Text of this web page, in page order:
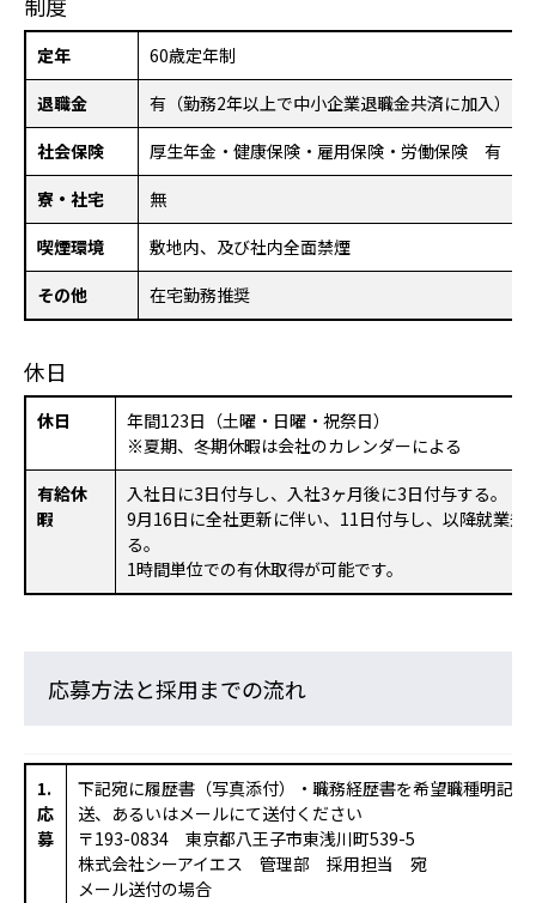
定年
60歳定年制
退職金
有（勤務2年以上で中小企業退職金共済に加入）
社会保険
厚生年金・健康保険・雇用保険・労働保険 有
寮・社宅
無
喫煙環境
敷地内、及び社内全面禁煙
その他
在宅勤務推奨
休日
休日
年間123日（土曜・日曜・祝祭日）
※夏期、冬期休暇は会社のカレンダーによる
有給休
暇
入社日に3日付与し、入社3ヶ月後に3日付与する。
9月16日に全社更新に伴い、11日付与し、以降就業規
る。
1時間単位での有休取得が可能です。
応募方法と採用までの流れ
1.
応
募
下記宛に履歴書（写真添付）・職務経歴書を希望職種明記の
送、あるいはメールにて送付ください
〒193-0834 東京都八王子市東浅川町539-5
株式会社シーアイエス 管理部 採用担当 宛
メール送付の場合